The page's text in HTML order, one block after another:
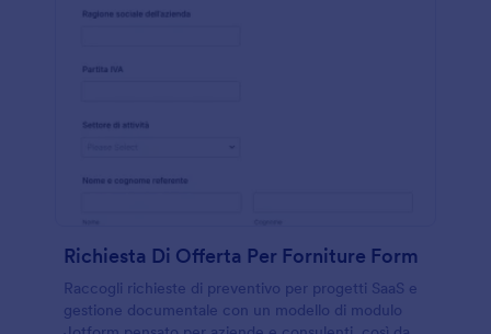
Richiesta Di Offerta Per Forniture Form
Raccogli richieste di preventivo per progetti SaaS e
gestione documentale con un modello di modulo